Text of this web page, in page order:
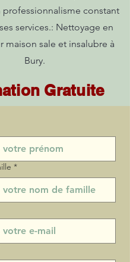
professionnalisme constant
services.: Nettoyage en
maison sale et insalubre à
Bury.
Gratuite
*